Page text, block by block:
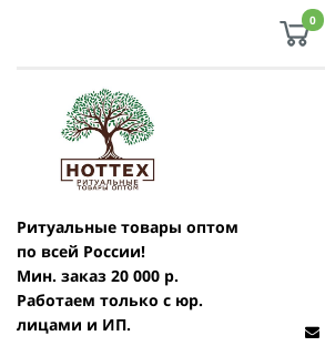
0
Ритуальные товары оптом
по всей России!
Мин. заказ 20 000 р.
Работаем только с юр.
лицами и ИП.